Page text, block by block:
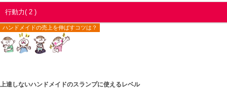
行動力( 2 )
ハンドメイドの売上を伸ばすコツは？
上達しないハンドメイドのスランプに使えるレベル